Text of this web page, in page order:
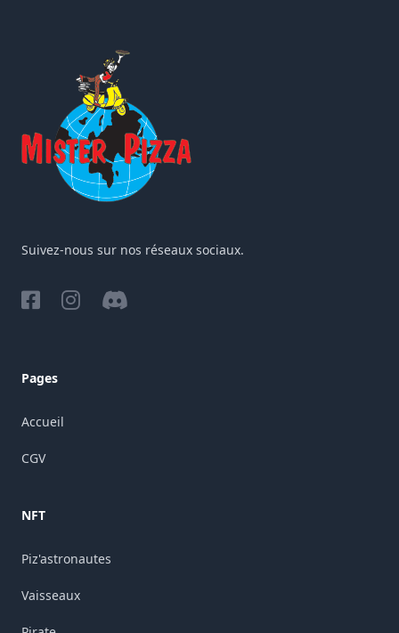
Suivez-nous sur nos réseaux sociaux.
FacebookInstagram
Discord
Pages
Accueil
CGV
NFT
Piz'astronautes
Vaisseaux